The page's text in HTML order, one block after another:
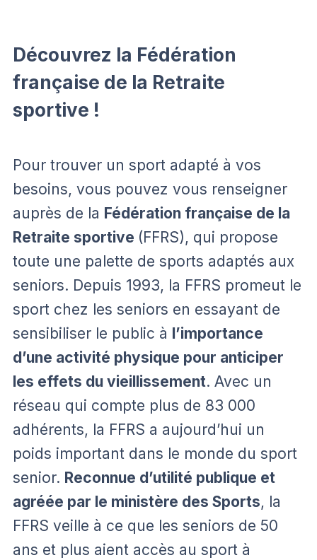
Découvrez la Fédération
française de la Retraite
sportive !
Pour trouver un sport adapté à vos
besoins, vous pouvez vous renseigner
auprès de la Fédération française de la
Retraite sportive (FFRS), qui propose
toute une palette de sports adaptés aux
seniors. Depuis 1993, la FFRS promeut le
sport chez les seniors en essayant de
sensibiliser le public à l’importance
d’une activité physique pour anticiper
les effets du vieillissement. Avec un
réseau qui compte plus de 83 000
adhérents, la FFRS a aujourd’hui un
poids important dans le monde du sport
senior. Reconnue d’utilité publique et
agréée par le ministère des Sports, la
FFRS veille à ce que les seniors de 50
ans et plus aient accès au sport à